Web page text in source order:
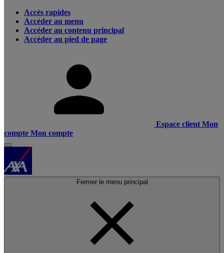
Accès rapides
Accéder au menu
Accéder au contenu principal
Accéder au pied de page
Espace client Mon
compte Mon compte
Fermer le menu principal